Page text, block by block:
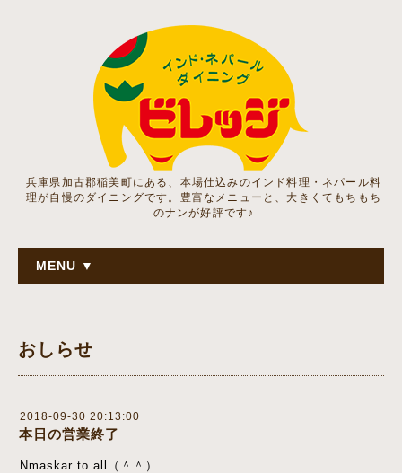
兵庫県加古郡稲美町にある、本場仕込みのインド料理・ネパール料
理が自慢のダイニングです。豊富なメニューと、大きくてもちもち
のナンが好評です♪
MENU ▼
おしらせ
2018-09-30 20:13:00
本日の営業終了
Nmaskar to all（＾＾）